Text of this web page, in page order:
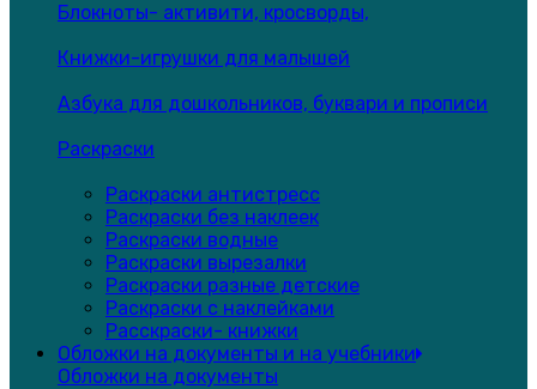
Блокноты- активити, кросворды,
Книжки-игрушки для малышей
Азбука для дошкольников, буквари и прописи
Раскраски
Раскраски антистресс
Раскраски без наклеек
Раскраски водные
Раскраски вырезалки
Раскраски разные детские
Раскраски с наклейками
Расскраски- книжки
Обложки на документы и на учебники
Обложки на документы